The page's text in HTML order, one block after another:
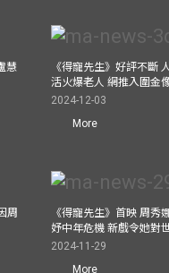
慧
《得寵先生》好評不斷
活火爆老人 網推入圍金
2024-12-03
More
周
《得寵先生》首映 周秀
妤中年危機 新戲令她對
2024-11-29
More